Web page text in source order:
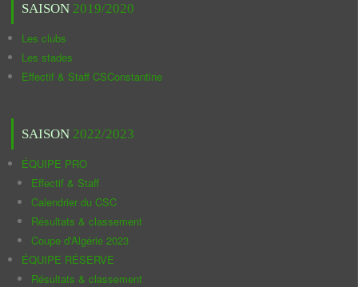
SAISON 2019/2020
Les clubs
Les stades
Effectif & Staff CSConstantine
SAISON 2022/2023
ÉQUIPE PRO
Effectif & Staff
Calendrier du CSC
Résultats & classement
Coupe d'Algérie 2023
ÉQUIPE RÉSERVE
Résultats & classement